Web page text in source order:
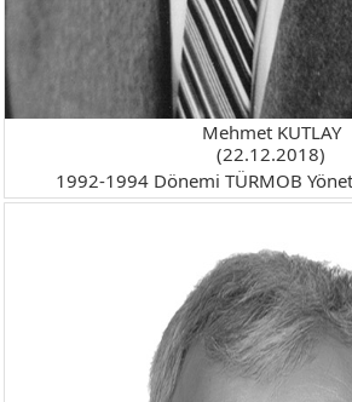
Mehmet KUTLAY
(22.12.2018)
1992-1994 Dönemi TÜRMOB